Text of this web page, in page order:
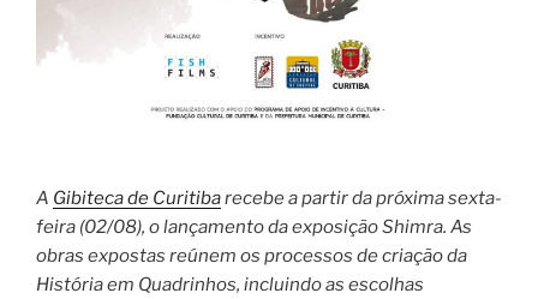
A Gibiteca de Curitibarecebe a partir da próxima sexta-
feira (02/08), o lançamento da exposição Shimra. As
obras expostas reúnem os processos de criação da
História em Quadrinhos, incluindo as escolhas